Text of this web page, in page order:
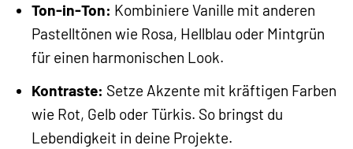
Ton-in-Ton: Kombiniere Vanille mit anderen
Pastelltönen wie Rosa, Hellblau oder Mintgrün
für einen harmonischen Look.
Kontraste: Setze Akzente mit kräftigen Farben
wie Rot, Gelb oder Türkis. So bringst du
Lebendigkeit in deine Projekte.